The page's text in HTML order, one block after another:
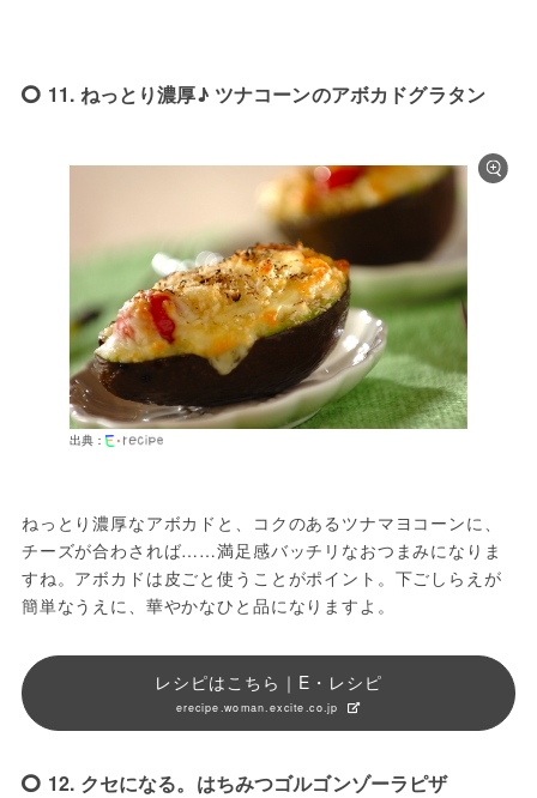
11. ねっとり濃厚♪ ツナコーンのアボカドグラタン
出典：
ねっとり濃厚なアボカドと、コクのあるツナマヨコーンに、
チーズが合わされば……満足感バッチリなおつまみになりま
すね。アボカドは皮ごと使うことがポイント。下ごしらえが
簡単なうえに、華やかなひと品になりますよ。
レシピはこちら｜E・レシピ
erecipe.woman.excite.co.jp
12. クセになる。はちみつゴルゴンゾーラピザ